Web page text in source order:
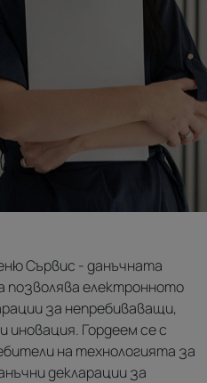
Сървис - данъчната
позволява електронното
за непребиваващи,
иновация. Гордеем се с
на технологията за
декларации за